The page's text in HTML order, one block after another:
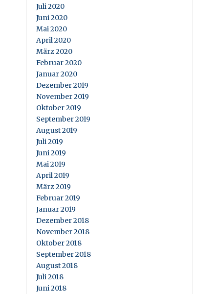
Juli 2020
Juni 2020
Mai 2020
April 2020
März 2020
Februar 2020
Januar 2020
Dezember 2019
November 2019
Oktober 2019
September 2019
August 2019
Juli 2019
Juni 2019
Mai 2019
April 2019
März 2019
Februar 2019
Januar 2019
Dezember 2018
November 2018
Oktober 2018
September 2018
August 2018
Juli 2018
Juni 2018